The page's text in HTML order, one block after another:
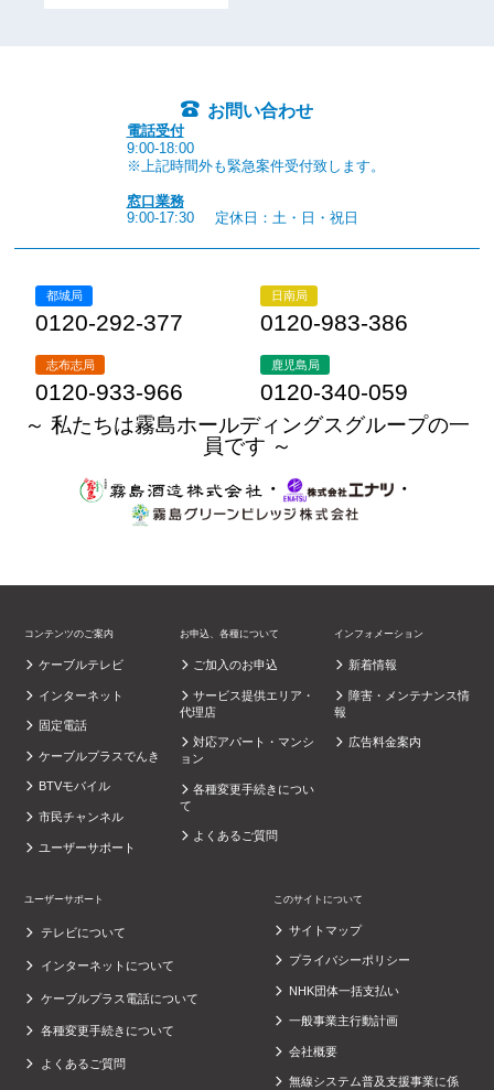
お問い合わせ
電話受付
9:00-18:00
※上記時間外も緊急案件受付致します。
窓口業務
9:00-17:30
定休日：土・日・祝日
都城局
0120-292-377
日南局
0120-983-386
志布志局
0120-933-966
鹿児島局
0120-340-059
～ 私たちは霧島ホールディングスグループの一
員です ～
・
・
コンテンツのご案内
ケーブルテレビ
インターネット
固定電話
ケーブルプラスでんき
BTVモバイル
市民チャンネル
ユーザーサポート
お申込、各種について
ご加入のお申込
サービス提供エリア・
代理店
対応アパート・マンシ
ョン
各種変更手続きについ
て
よくあるご質問
インフォメーション
新着情報
障害・メンテナンス情
報
広告料金案内
ユーザーサポート
テレビについて
インターネットについて
ケーブルプラス電話について
各種変更手続きについて
よくあるご質問
このサイトについて
サイトマップ
プライバシーポリシー
NHK団体一括支払い
一般事業主行動計画
会社概要
無線システム普及支援事業に係